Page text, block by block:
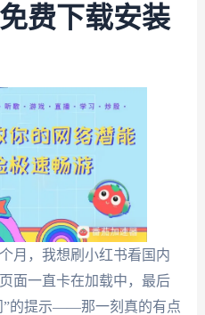
费下载安装
月，我想刷小红书看国内
面一直卡在加载中，最后
”的提示——那一刻真的有点